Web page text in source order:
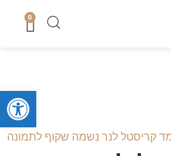
0
קריסטל לנר נשמה שקוף לתמונה
פתח